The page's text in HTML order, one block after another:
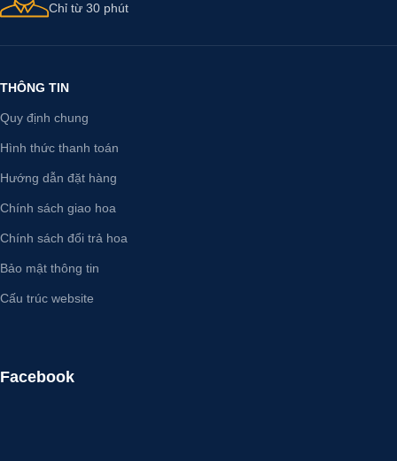
Chỉ từ 30 phút
THÔNG TIN
Quy định chung
Hình thức thanh toán
Hướng dẫn đặt hàng
Chính sách giao hoa
Chính sách đổi trả hoa
Bảo mật thông tin
Cấu trúc website
Facebook